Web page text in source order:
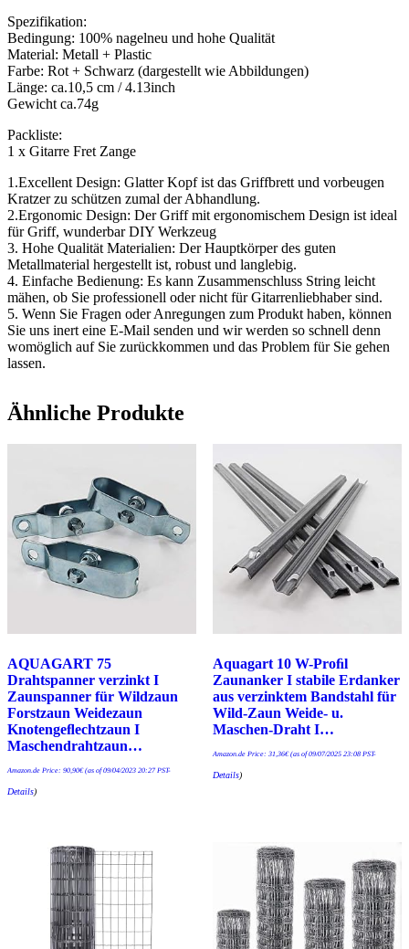
Spezifikation:
Bedingung: 100% nagelneu und hohe Qualität
Material: Metall + Plastic
Farbe: Rot + Schwarz (dargestellt wie Abbildungen)
Länge: ca.10,5 cm / 4.13inch
Gewicht ca.74g
Packliste:
1 x Gitarre Fret Zange
1.Excellent Design: Glatter Kopf ist das Griffbrett und vorbeugen
Kratzer zu schützen zumal der Abhandlung.
2.Ergonomic Design: Der Griff mit ergonomischem Design ist ideal
für Griff, wunderbar DIY Werkzeug
3. Hohe Qualität Materialien: Der Hauptkörper des guten
Metallmaterial hergestellt ist, robust und langlebig.
4. Einfache Bedienung: Es kann Zusammenschluss String leicht
mähen, ob Sie professionell oder nicht für Gitarrenliebhaber sind.
5. Wenn Sie Fragen oder Anregungen zum Produkt haben, können
Sie uns inert eine E-Mail senden und wir werden so schnell denn
womöglich auf Sie zurückkommen und das Problem für Sie gehen
lassen.
Ähnliche Produkte
AQUAGART 75
Drahtspanner verzinkt I
Zaunspanner für Wildzaun
Forstzaun Weidezaun
Knotengeﬂechtzaun I
Maschendrahtzaun…
Amazon.de Price: 90,90€(as of 09/04/2023 20:27 PST-
Details)
Aquagart 10 W-Proﬁl
Zaunanker I stabile Erdanker
aus verzinktem Bandstahl für
Wild-Zaun Weide- u.
Maschen-Draht I…
Amazon.de Price: 31,36€(as of 09/07/2025 23:08 PST-
Details)